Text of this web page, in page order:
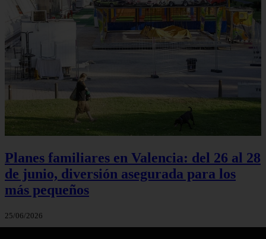
Planes familiares en Valencia: del 26 al 28
de junio, diversión asegurada para los
más pequeños
25/06/2026